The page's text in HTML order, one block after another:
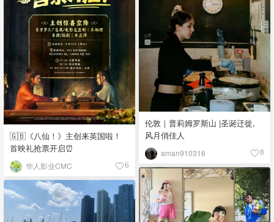
🇬🇧《八仙！》主创来英国啦！
首映礼抢票开启⏰
华人影业CMC 6
伦敦｜普莉姆罗斯山 |圣诞迁徙,
风月俏佳人
aman910316 8